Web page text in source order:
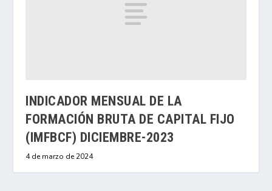
INDICADOR MENSUAL DE LA
FORMACIÓN BRUTA DE CAPITAL FIJO
(IMFBCF) DICIEMBRE-2023
4 de marzo de 2024